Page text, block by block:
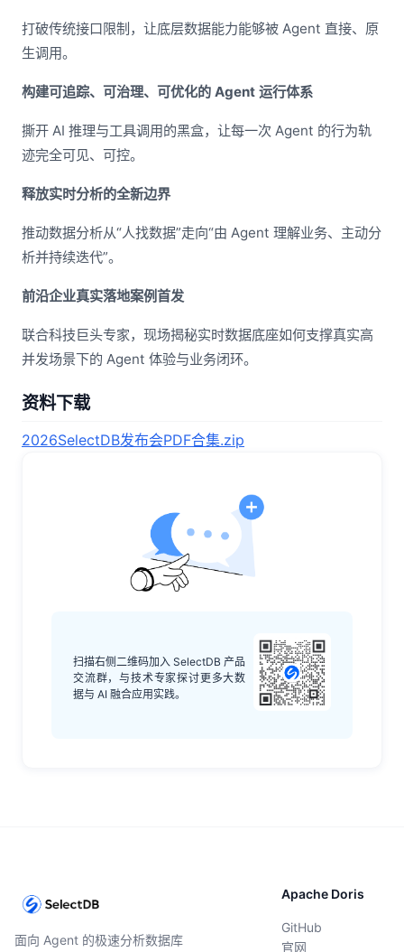
打破传统接口限制，让底层数据能力能够被 Agent 直接、原
生调用。
构建可追踪、可治理、可优化的 Agent 运行体系
撕开 AI 推理与工具调用的黑盒，让每一次 Agent 的行为轨
迹完全可见、可控。
释放实时分析的全新边界
推动数据分析从“人找数据”走向“由 Agent 理解业务、主动分
析并持续迭代”。
前沿企业真实落地案例首发
联合科技巨头专家，现场揭秘实时数据底座如何支撑真实高
并发场景下的 Agent 体验与业务闭环。
资料下载
2026SelectDB发布会PDF合集.zip
扫描右侧二维码加入 SelectDB 产品
交流群，与技术专家探讨更多大数
据与 AI 融合应用实践。
面向 Agent 的极速分析数据库
Apache Doris
GitHub
官网